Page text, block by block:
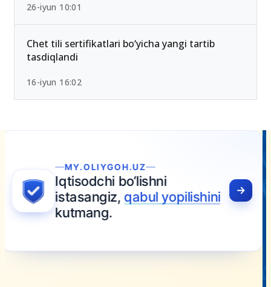
26-iyun 10:01
Chet tili sertifikatlari bo‘yicha yangi tartib
tasdiqlandi
16-iyun 16:02